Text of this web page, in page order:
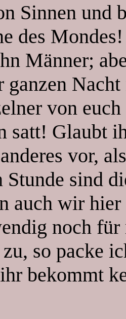
Sinnen und
des
Männer;
ganzen
von
satt! Glaubt
vor,
Stunde sind
auch wir
noch
so packe
bekommt